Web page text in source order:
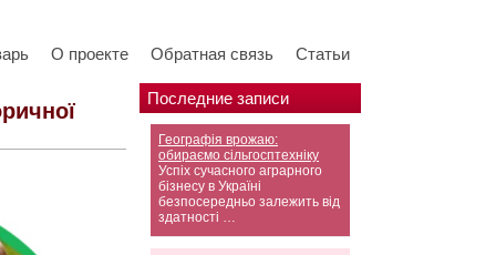
О проекте Обратная связь Статьи
Последние записи
Географія врожаю:
обираємо сільгосптехніку
Успіх сучасного аграрного
бізнесу в Україні
безпосередньо залежить від
здатності …